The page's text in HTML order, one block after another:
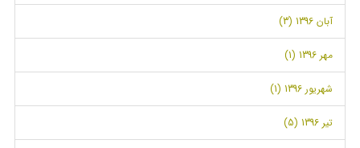
آبان 1396 (3)
مهر 1396 (1)
شهریور 1396 (1)
تیر 1396 (5)